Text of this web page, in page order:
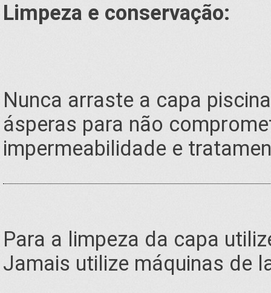
Limpeza e conservação:
Nunca arraste a capa
ásperas para não
impermeabilidade e
Para a limpeza da capa
Jamais utilize máquinas de